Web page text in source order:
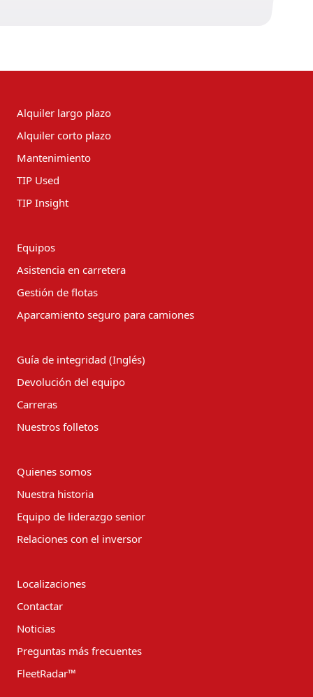
Alquiler largo plazo
Alquiler corto plazo
Mantenimiento
TIP Used
TIP Insight
Equipos
Asistencia en carretera
Gestión de flotas
Aparcamiento seguro para camiones
Guía de integridad (Inglés)
Devolución del equipo
Carreras
Nuestros folletos
Quienes somos
Nuestra historia
Equipo de liderazgo senior
Relaciones con el inversor
Localizaciones
Contactar
Noticias
Preguntas más frecuentes
FleetRadar™